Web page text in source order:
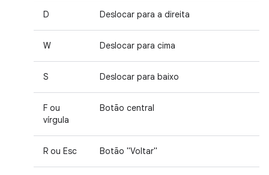
D Deslocar para a direita
W Deslocar para cima
S Deslocar para baixo
F ou
vírgula
Botão central
R ou Esc Botão "Voltar"